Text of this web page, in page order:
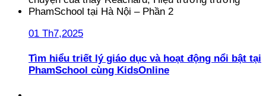
01 Th7,2025
Tìm hiểu triết lý giáo dục và hoạt động nổi bật tại
PhamSchool cùng KidsOnline